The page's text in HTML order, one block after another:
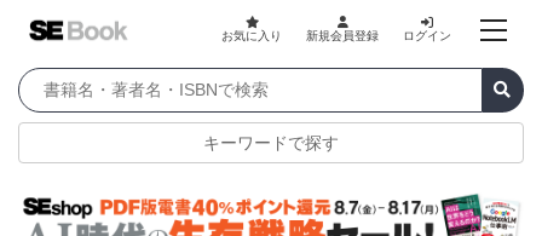
お気に入り 新規会員登録 ログイン
キーワードで探す